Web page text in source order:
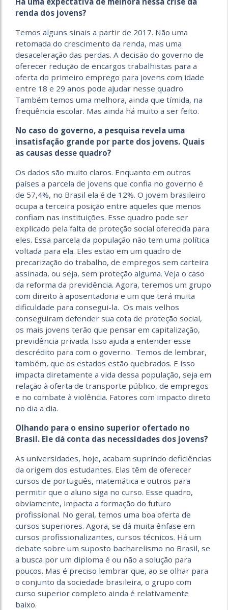
renda dos jovens?
Temos alguns sinais a partir de 2017. Não uma
retomada do crescimento da renda, mas uma
desaceleração das perdas. A decisão do governo de
oferecer redução de encargos trabalhistas para a
oferta do primeiro emprego para jovens com idade
entre 18 e 29 anos pode ajudar nesse quadro.
Também temos uma melhora, ainda que tímida, na
frequência escolar. Mas ainda há muito a ser feito.
No caso do governo, a pesquisa revela uma
insatisfação grande por parte dos jovens. Quais
as causas desse quadro?
Os dados são muito claros. Enquanto em outros
países a parcela de jovens que confia no governo é
de 57,4%, no Brasil ela é de 12%. O jovem brasileiro
ocupa a terceira posição entre aqueles que menos
confiam nas instituições. Esse quadro pode ser
explicado pela falta de proteção social oferecida para
eles. Essa parcela da população não tem uma política
voltada para ela. Eles estão em um quadro de
precarização do trabalho, de empregos sem carteira
assinada, ou seja, sem proteção alguma. Veja o caso
da reforma da previdência. Agora, teremos um grupo
com direito à aposentadoria e um que terá muita
dificuldade para consegui-la. Os mais velhos
conseguiram defender sua cota de proteção social,
os mais jovens terão que pensar em capitalização,
previdência privada. Isso ajuda a entender esse
descrédito para com o governo. Temos de lembrar,
também, que os estados estão quebrados. E isso
impacta diretamente a vida dessa população, seja em
relação à oferta de transporte público, de empregos
e no combate à violência. Fatores com impacto direto
no dia a dia.
Olhando para o ensino superior ofertado no
Brasil. Ele dá conta das necessidades dos jovens?
As universidades, hoje, acabam suprindo deficiências
da origem dos estudantes. Elas têm de oferecer
cursos de português, matemática e outros para
permitir que o aluno siga no curso. Esse quadro,
obviamente, impacta a formação do futuro
profissional. No geral, temos uma boa oferta de
cursos superiores. Agora, se dá muita ênfase em
cursos profissionalizantes, cursos técnicos. Há um
debate sobre um suposto bacharelismo no Brasil, se
a busca por um diploma é ou não a solução para
poucos. Mas é preciso lembrar que, ao se olhar para
o conjunto da sociedade brasileira, o grupo com
curso superior completo ainda é relativamente
baixo.